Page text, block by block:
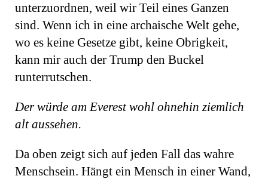
unterzuordnen, weil wir Teil eines Ganzen
sind. Wenn ich in eine archaische Welt gehe,
wo es keine Gesetze gibt, keine Obrigkeit,
kann mir auch der Trump den Buckel
runterrutschen.
Der würde am Everest wohl ohnehin ziemlich
alt aussehen.
Da oben zeigt sich auf jeden Fall das wahre
Menschsein. Hängt ein Mensch in einer Wand,